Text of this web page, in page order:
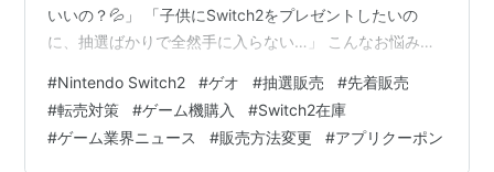
いいの？💦」 「子供にSwitch2をプレゼントしたいの
に、抽選ばかりで全然手に入らない…」 こんなお悩み、
スクです♪ 2025年7月、ゲームファンの間で話題沸騰の大
ニュースが飛び込んできました🎉 なんと、あの「ゲオ」
がSwitch2の販売方法を抽選から先着販売に大転換したん
#Nintendo Switch2 #ゲオ #抽選販売 #先着販売
#転売対策 #ゲーム機購入 #Switch2在庫
#ゲーム業界ニュース #販売方法変更 #アプリクーポン